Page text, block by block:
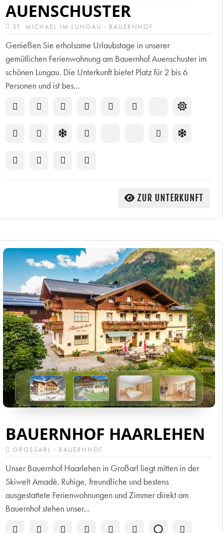
AUENSCHUSTER
ST. MICHAEL IM LUNGAU · BAUERNHOF
Genießen Sie erholsame Urlaubstage in unserer
gemütlichen Ferienwohnung am Bauernhof Auenschuster im
schönen Lungau. Die Unterkunft bietet Platz für 2 bis 6
Personen und ist bes...
ZUR UNTERKUNFT
BAUERNHOF HAARLEHEN
GROSSARL · BAUERNHOF
Unser Bauernhof Haarlehen in Großarl liegt mitten in der
Skiwelt Amadè. Ruhige, freundliche und bestens
ausgestattete Ferienwohnungen und Zimmer direkt am
Bauernhof stehen unser...